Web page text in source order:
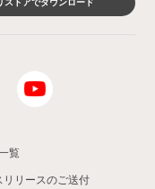
覧
リリースのご送付